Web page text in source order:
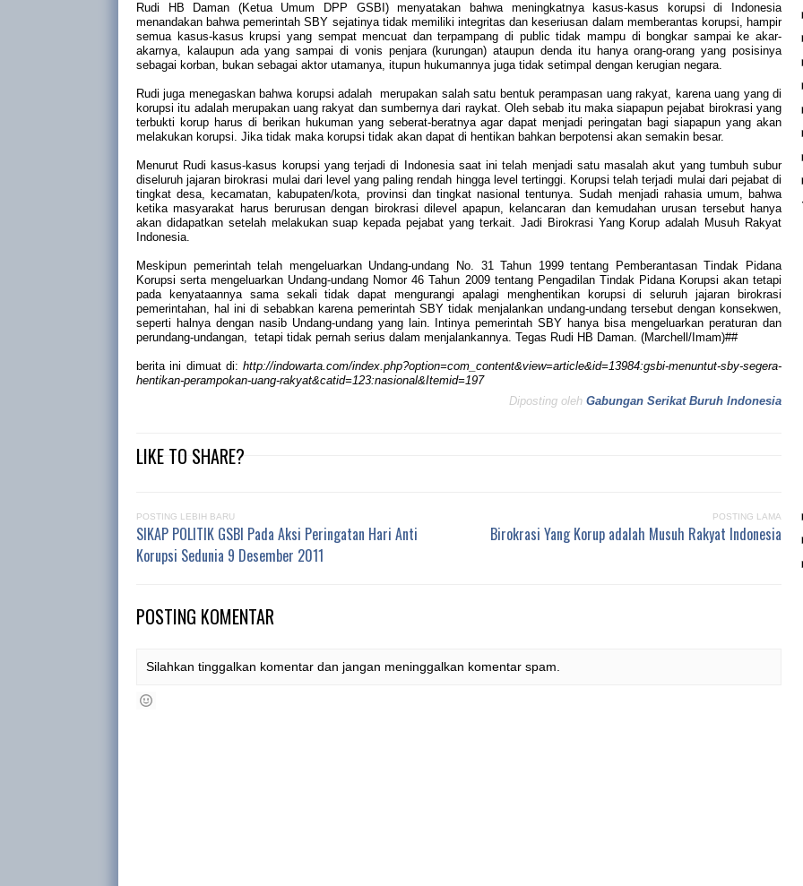
Rudi HB Daman (Ketua Umum DPP GSBI) menyatakan bahwa meningkatnya kasus-kasus korupsi di Indonesia
menandakan bahwa pemerintah SBY sejatinya tidak memiliki integritas dan keseriusan dalam memberantas korupsi, hampir
semua kasus-kasus krupsi yang sempat mencuat dan terpampang di public tidak mampu di bongkar sampai ke akar-
akarnya, kalaupun ada yang sampai di vonis penjara (kurungan) ataupun denda itu hanya orang-orang yang posisinya
sebagai korban, bukan sebagai aktor utamanya, itupun hukumannya juga tidak setimpal dengan kerugian negara.
Rudi juga menegaskan bahwa korupsi adalah
merupakan salah satu bentuk perampasan uang rakyat, karena uang yang di
korupsi itu adalah merupakan uang rakyat dan sumbernya dari raykat. Oleh sebab itu maka siapapun pejabat birokrasi yang
terbukti korup harus di berikan hukuman yang seberat-beratnya agar dapat menjadi peringatan bagi siapapun yang akan
melakukan korupsi. Jika tidak maka korupsi tidak akan dapat di hentikan bahkan berpotensi akan semakin besar.
Menurut Rudi kasus-kasus korupsi yang terjadi di Indonesia saat ini telah menjadi satu masalah akut yang tumbuh subur
diseluruh jajaran birokrasi mulai dari level yang paling rendah hingga level tertinggi. Korupsi telah terjadi mulai dari pejabat di
tingkat desa, kecamatan, kabupaten/kota, provinsi dan tingkat nasional tentunya. Sudah menjadi rahasia umum, bahwa
ketika masyarakat harus berurusan dengan birokrasi dilevel apapun, kelancaran dan kemudahan urusan tersebut hanya
akan didapatkan setelah melakukan suap kepada pejabat yang terkait. Jadi Birokrasi Yang Korup adalah Musuh Rakyat
Indonesia.
Meskipun pemerintah telah mengeluarkan Undang-undang No. 31 Tahun 1999 tentang Pemberantasan Tindak Pidana
Korupsi serta mengeluarkan Undang-undang Nomor 46 Tahun 2009 tentang Pengadilan Tindak Pidana Korupsi akan tetapi
pada kenyataannya sama sekali tidak dapat mengurangi apalagi menghentikan korupsi di seluruh jajaran birokrasi
pemerintahan, hal ini di sebabkan karena pemerintah SBY tidak menjalankan undang-undang tersebut dengan konsekwen,
seperti halnya dengan nasib Undang-undang yang lain. Intinya pemerintah SBY hanya bisa mengeluarkan peraturan dan
perundang-undangan, tetapi tidak pernah serius dalam menjalankannya. Tegas Rudi HB Daman. (Marchell/Imam)##
berita ini dimuat di: http://indowarta.com/index.php?option=com_content&view=article&id=13984:gsbi-menuntut-sby-segera-
hentikan-perampokan-uang-rakyat&catid=123:nasional&Itemid=197
Diposting oleh Gabungan Serikat Buruh Indonesia
LIKE TO SHARE?
POSTING LEBIH BARU
SIKAP POLITIK GSBI Pada Aksi Peringatan Hari Anti
Korupsi Sedunia 9 Desember 2011
POSTING LAMA
Birokrasi Yang Korup adalah Musuh Rakyat Indonesia
POSTING KOMENTAR
Silahkan tinggalkan komentar dan jangan meninggalkan komentar spam.